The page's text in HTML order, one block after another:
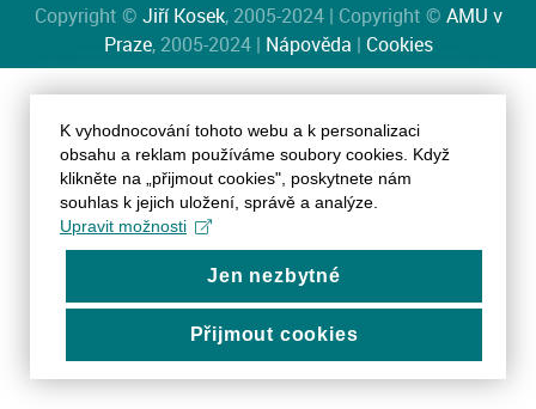
Copyright © Jiří Kosek, 2005-2024 | Copyright © AMU v
Praze, 2005-2024 | Nápověda | Cookies
K vyhodnocování tohoto webu a k personalizaci
obsahu a reklam používáme soubory cookies. Když
klikněte na „přijmout cookies", poskytnete nám
souhlas k jejich uložení, správě a analýze.
Upravit možnosti
Jen nezbytné
Přijmout cookies